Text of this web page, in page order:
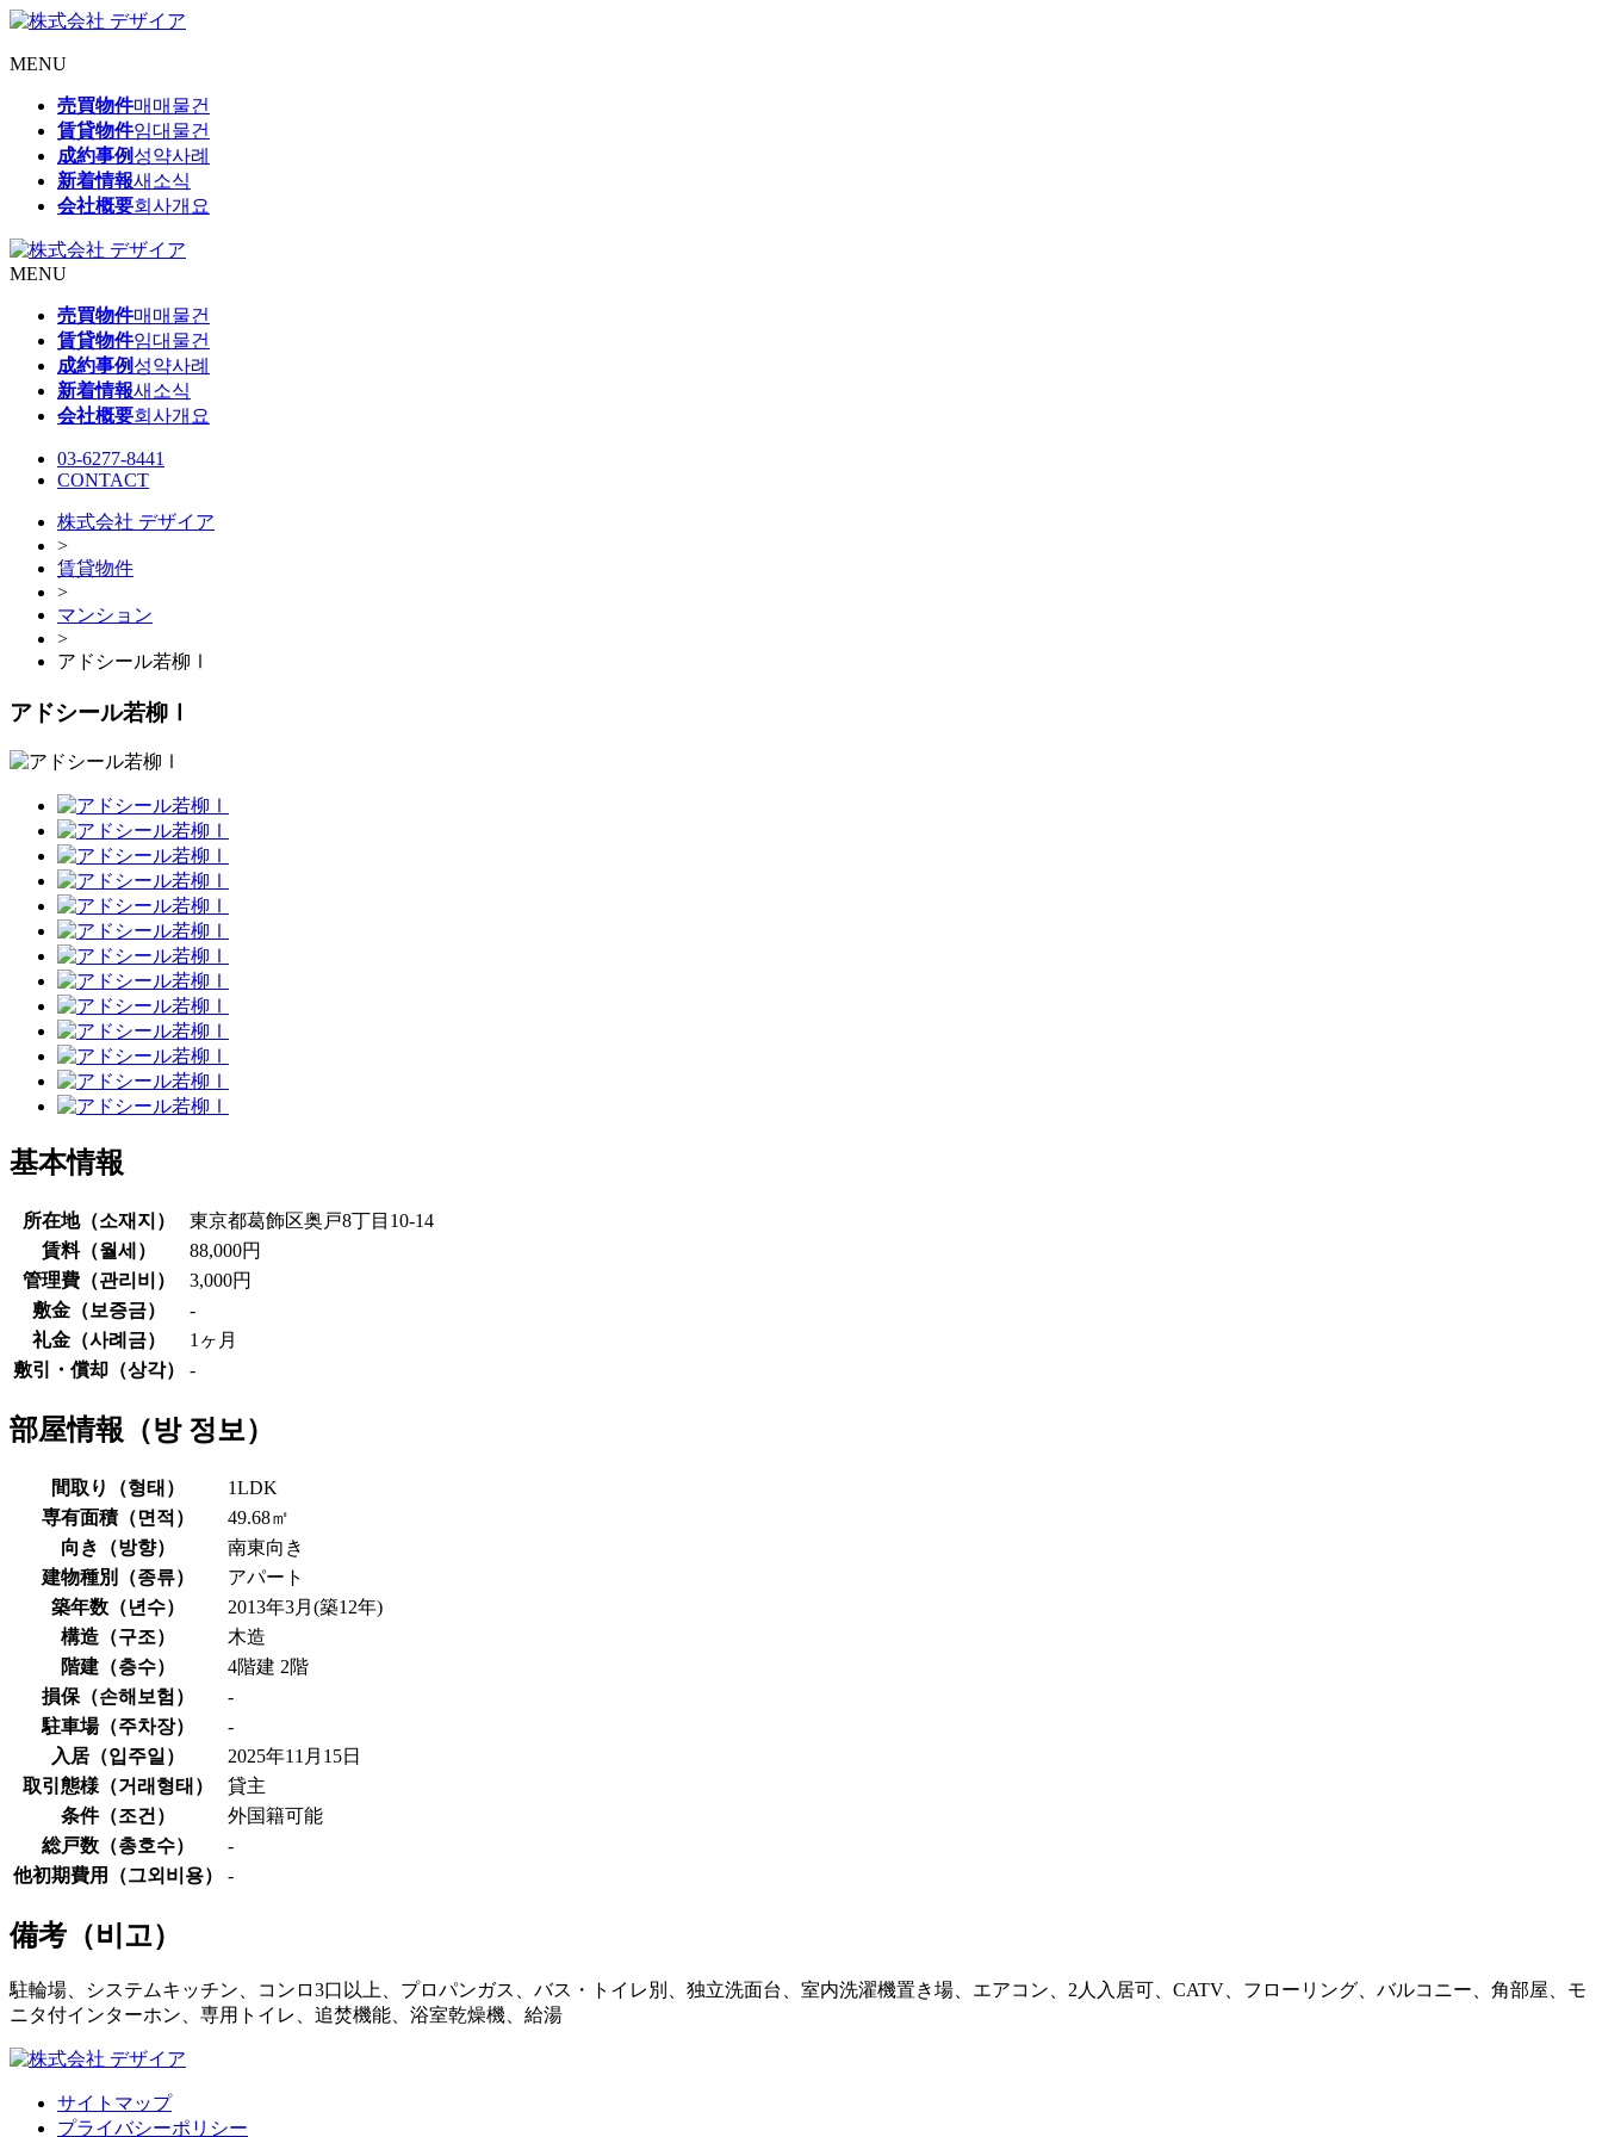
MENU
売買物件매매물건
賃貸物件임대물건
成約事例 성약사례
新着情報새소식
会社概要회사개요
MENU
売買物件매매물건
賃貸物件임대물건
成約事例 성약사례
新着情報새소식
会社概要회사개요
03-6277-8441
CONTACT
株式会社 デザイア
>
賃貸物件
>
マンション
>
アドシール若柳Ⅰ
アドシール若柳Ⅰ
基本情報
所在地（소재지 ）
東京都葛飾区奥戸8丁目10-14
賃料（월세 ）
88,000円
管理費（관리비 ）
3,000円
敷金（보증금）
-
礼金（사례금）
1ヶ月
敷引・償却（상각） -
部屋情報（방 정보）
間取り（형태 ）
1LDK
専有面積（면적 ）
49.68㎡
向き（방향）
南東向き
建物種別（종류）
アパート
築年数（년수）
2013年3月(築12年)
構造（구조）
木造
階建（층수）
4階建 2階
損保（손해보험 ）
-
駐車場（주차장）
-
入居（입주일 ）
2025年11月15日
取引態様（거래형태 ）
貸主
条件（조건 ）
外国籍可能
総戸数（총호수）
-
他初期費用（그외비용） -
備考（비고）
駐輪場、システムキッチン、コンロ3口以上、プロパンガス、バス・トイレ別、独立洗面台、室内洗濯機置き場、エアコン、2人入居可、CATV、フローリング、バルコニー、角部屋、モ
ニタ付インターホン、専用トイレ、追焚機能、浴室乾燥機、給湯
サイトマップ
プライバシーポリシー